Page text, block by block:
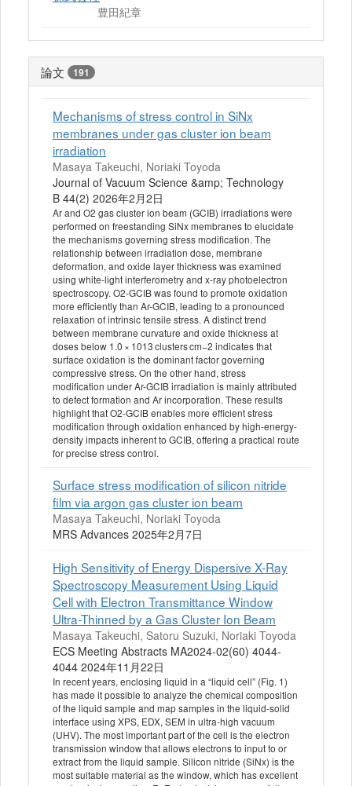
豊田紀章
論文 191
Mechanisms of stress control in SiNx
membranes under gas cluster ion beam
irradiation
Masaya Takeuchi, Noriaki Toyoda
Journal of Vacuum Science &amp; Technology
B 44(2) 2026年2月2日
Ar and O2 gas cluster ion beam (GCIB) irradiations were
performed on freestanding SiNx membranes to elucidate
the mechanisms governing stress modification. The
relationship between irradiation dose, membrane
deformation, and oxide layer thickness was examined
using white-light interferometry and x-ray photoelectron
spectroscopy. O2-GCIB was found to promote oxidation
more efficiently than Ar-GCIB, leading to a pronounced
relaxation of intrinsic tensile stress. A distinct trend
between membrane curvature and oxide thickness at
doses below 1.0 × 1013 clusters cm−2 indicates that
surface oxidation is the dominant factor governing
compressive stress. On the other hand, stress
modification under Ar-GCIB irradiation is mainly attributed
to defect formation and Ar incorporation. These results
highlight that O2-GCIB enables more efficient stress
modification through oxidation enhanced by high-energy-
density impacts inherent to GCIB, offering a practical route
for precise stress control.
Surface stress modification of silicon nitride
film via argon gas cluster ion beam
Masaya Takeuchi, Noriaki Toyoda
MRS Advances 2025年2月7日
High Sensitivity of Energy Dispersive X-Ray
Spectroscopy Measurement Using Liquid
Cell with Electron Transmittance Window
Ultra-Thinned by a Gas Cluster Ion Beam
Masaya Takeuchi, Satoru Suzuki, Noriaki Toyoda
ECS Meeting Abstracts MA2024-02(60) 4044-
4044 2024年11月22日
In recent years, enclosing liquid in a “liquid cell” (Fig. 1)
has made it possible to analyze the chemical composition
of the liquid sample and map samples in the liquid-solid
interface using XPS, EDX, SEM in ultra-high vacuum
(UHV). The most important part of the cell is the electron
transmission window that allows electrons to input to or
extract from the liquid sample. Silicon nitride (SiNx) is the
most suitable material as the window, which has excellent